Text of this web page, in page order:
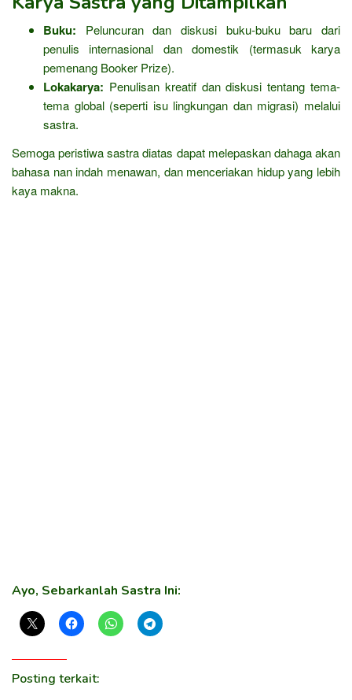
Buku: Peluncuran dan diskusi buku-buku baru dari
penulis internasional dan domestik (termasuk karya
pemenang Booker Prize).
Lokakarya: Penulisan kreatif dan diskusi tentang tema-
tema global (seperti isu lingkungan dan migrasi) melalui
sastra.
Semoga peristiwa sastra diatas dapat melepaskan dahaga akan
bahasa nan indah menawan, dan menceriakan hidup yang lebih
kaya makna.
Ayo, Sebarkanlah Sastra Ini:
Posting terkait: